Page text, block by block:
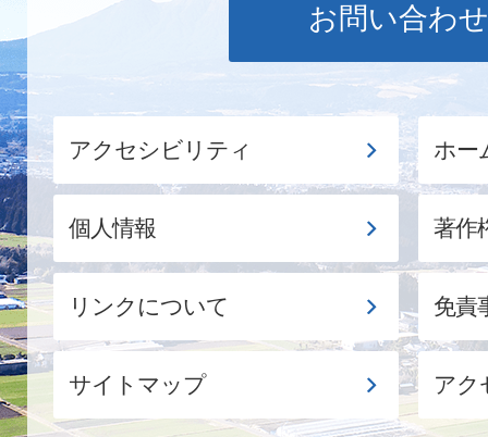
お問い合わせ
アクセシビリティ ホー
個人情報 著作
リンクについて 免責
サイトマップ アク